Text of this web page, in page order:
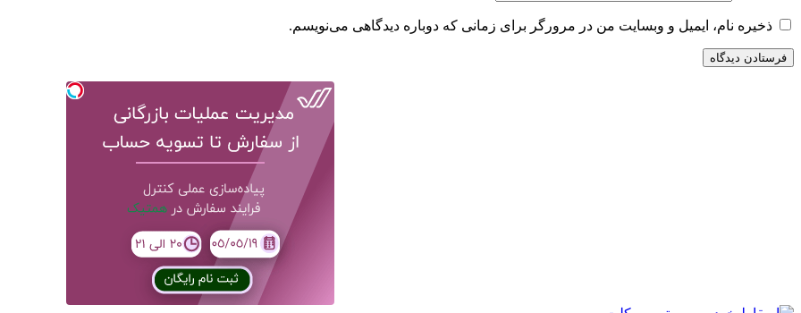
ذخیره نام، ایمیل و وبسایت من در مرورگر برای زمانی که دوباره دیدگاهی می‌نویسم.